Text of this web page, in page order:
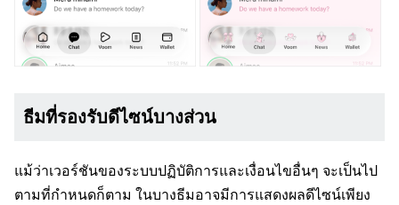
ธีมที่รองรับดีไซน์บางส่วน
แม้ว่าเวอร์ชันของระบบปฏิบัติการและเงื่อนไขอื่นๆ จะเป็นไป
ตามที่กำหนดก็ตาม ในบางธีมอาจมีการแสดงผลดีไซน์เพียง